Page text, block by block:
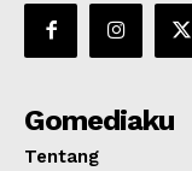
Gomediaku
Tentang